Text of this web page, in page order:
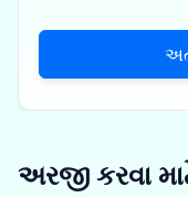
અરજી કરવા